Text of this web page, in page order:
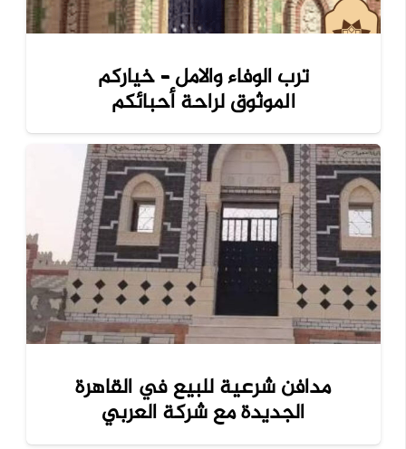
ترب الوفاء والامل – خياركم
الموثوق لراحة أحبائكم
مدافن شرعية للبيع في القاهرة
الجديدة مع شركة العربي